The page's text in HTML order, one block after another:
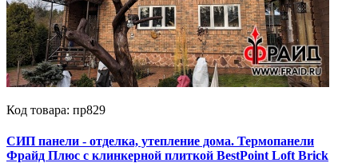
Код товара: пр829
СИП панели - отделка, утепление дома. Термопанели
Фрайд Плюс с клинкерной плиткой BestPoint Loft Brick